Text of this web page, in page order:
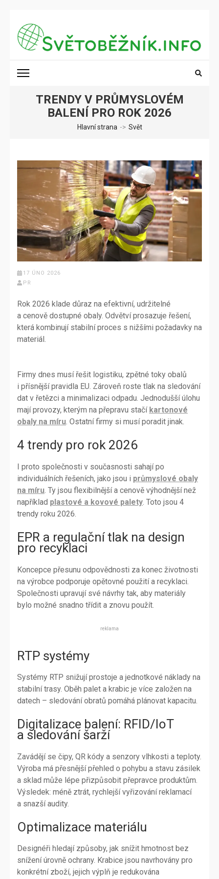
obsah
(stiskněte
Enter)
SVĚTOBĚŽNÍK.INFO
TRENDY V PRŮMYSLOVÉM
BALENÍ PRO ROK 2026
Hlavní strana -> Svět
17 ÚNO 2026
PR
Rok 2026 klade důraz na efektivní, udržitelné
a cenově dostupné obaly. Odvětví prosazuje řešení,
která kombinují stabilní proces s nižšími požadavky na
materiál.
Firmy dnes musí řešit logistiku, zpětné toky obalů
i přísnější pravidla EU. Zároveň roste tlak na sledování
dat v řetězci a minimalizaci odpadu. Jednodušší úlohu
mají provozy, kterým na přepravu stačí kartonové
obaly na míru. Ostatní firmy si musí poradit jinak.
4 trendy pro rok 2026
I proto společnosti v současnosti sahají po
individuálních řešeních, jako jsou i průmyslové obaly
na míru. Ty jsou flexibilnější a cenově výhodnější než
například plastové a kovové palety. Toto jsou 4
trendy roku 2026.
EPR a regulační tlak na design
pro recyklaci
Koncepce přesunu odpovědnosti za konec životnosti
na výrobce podporuje opětovné použití a recyklaci.
Společnosti upravují své návrhy tak, aby materiály
bylo možné snadno třídit a znovu použít.
reklama
RTP systémy
Systémy RTP snižují prostoje a jednotkové náklady na
stabilní trasy. Oběh palet a krabic je více založen na
datech – sledování obratů pomáhá plánovat kapacitu.
Digitalizace balení: RFID/IoT
a sledování šarží
Zavádějí se čipy, QR kódy a senzory vlhkosti a teploty.
Výroba má přesnější přehled o pohybu a stavu zásilek
a sklad může lépe přizpůsobit přepravce produktům.
Výsledek: méně ztrát, rychlejší vyřizování reklamací
a snazší audity.
Optimalizace materiálu
Designéři hledají způsoby, jak snížit hmotnost bez
snížení úrovně ochrany. Krabice jsou navrhovány pro
konkrétní zboží, jejich výplň je redukována